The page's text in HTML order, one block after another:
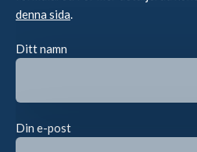
denna sida.
Ditt namn
Din e-post